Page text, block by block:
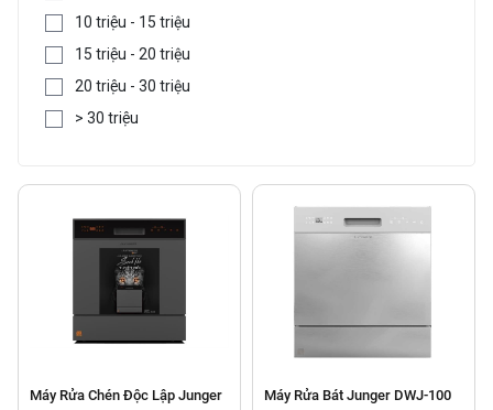
10 triệu - 15 triệu
15 triệu - 20 triệu
20 triệu - 30 triệu
> 30 triệu
Máy Rửa Chén Độc Lập Junger
Máy Rửa Bát Junger DWJ-100